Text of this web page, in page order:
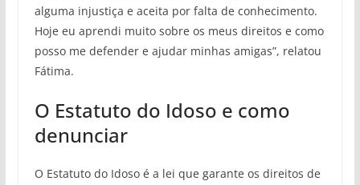
alguma injustiça e aceita por falta de conhecimento.
Hoje eu aprendi muito sobre os meus direitos e como
posso me defender e ajudar minhas amigas”, relatou
Fátima.
O Estatuto do Idoso e como
denunciar
O Estatuto do Idoso é a lei que garante os direitos de